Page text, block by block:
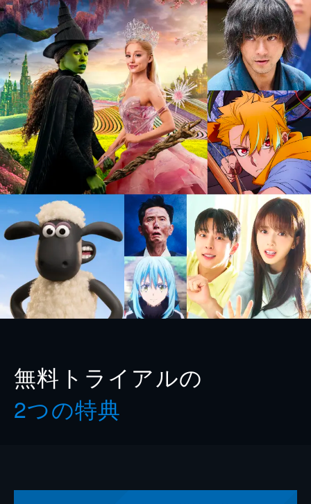
無料トライアルの
2つの特典